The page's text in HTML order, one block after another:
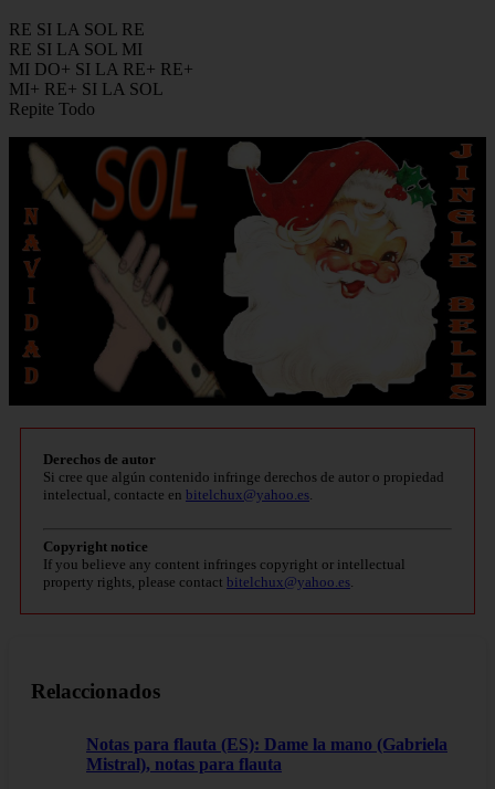
RE SI LA SOL RE
RE SI LA SOL MI
MI DO+ SI LA RE+ RE+
MI+ RE+ SI LA SOL
Repite Todo
Derechos de autor
Si cree que algún contenido infringe derechos de autor o propiedad
intelectual, contacte en bitelchux@yahoo.es
Copyright notice
If you believe any content infringes copyright or intellectual
property rights, please contact bitelchux@yahoo.es
Relaccionados
Notas para flauta (ES): Dame la mano (Gabriela
Mistral), notas para flauta